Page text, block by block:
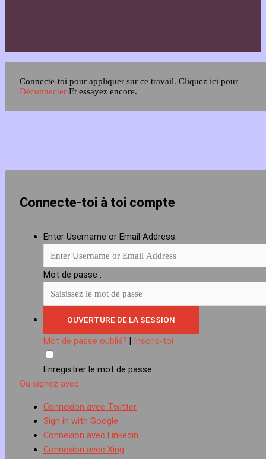
Connecte-toi pour appliquer sur ce travail. Cliquez ici pour
Déconnecter Et essayez encore.
Connecte-toi à toi compte
Enter Username or Email Address:
Mot de passe :
Mot de passe oublié? Inscris-toi
Enregistrer le mot de passe
Ou signez avec
Connexion avec Twitter
Sign in with Google
Connexion avec Linkedin
Connexion avec Xing